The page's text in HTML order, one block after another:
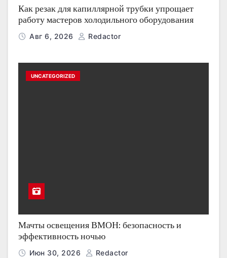
Как резак для капиллярной трубки упрощает
работу мастеров холодильного оборудования
Авг 6, 2026 Redactor
UNCATEGORIZED
Мачты освещения ВМОН: безопасность и
эффективность ночью
Июн 30, 2026 Redactor